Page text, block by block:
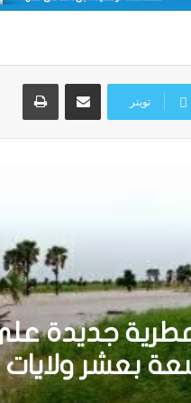
تويتر
مشاركة عبر البريد
موريتاني
عملية